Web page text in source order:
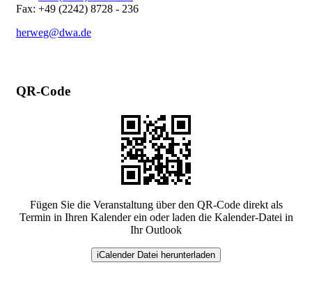
Fax: +49 (2242) 8728 - 236
herweg@dwa.de
QR-Code
Fügen Sie die Veranstaltung über den QR-Code direkt als
Termin in Ihren Kalender ein oder laden die Kalender-Datei in
Ihr Outlook
iCalender Datei herunterladen